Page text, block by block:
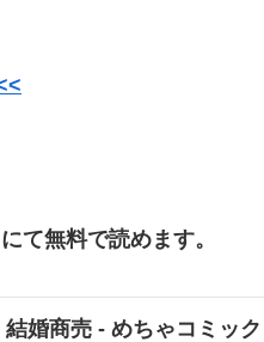
て無料で読めます。
結婚商売 - めちゃコミック